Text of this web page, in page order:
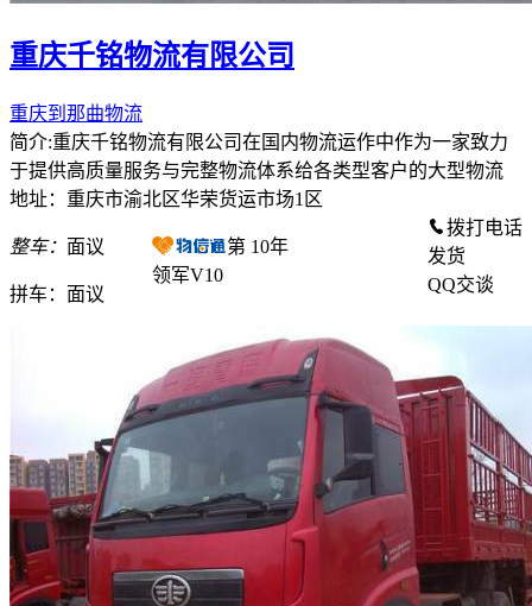
重庆千铭物流有限公司
重庆到那曲物流
简介:重庆千铭物流有限公司在国内物流运作中作为一家致力
于提供高质量服务与完整物流体系给各类型客户的大型物流
地址：重庆市渝北区华荣货运市场1区
整车： 面议
拼车： 面议
第 10年
领军V10
拨打电话
发货
QQ交谈